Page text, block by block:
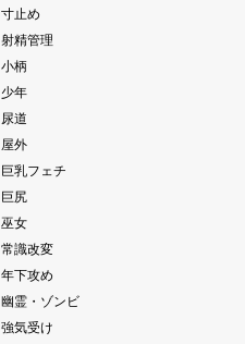
寸止め
射精管理
小柄
少年
尿道
屋外
巨乳フェチ
巨尻
巫女
常識改変
年下攻め
幽霊・ゾンビ
強気受け